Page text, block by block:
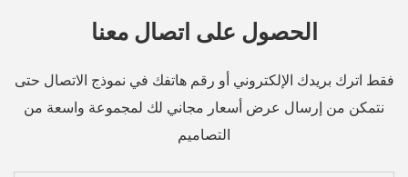
الحصول على اتصال معنا
فقط اترك بريدك الإلكتروني أو رقم هاتفك في نموذج الاتصال حتى
نتمكن من إرسال عرض أسعار مجاني لك لمجموعة واسعة من
التصاميم